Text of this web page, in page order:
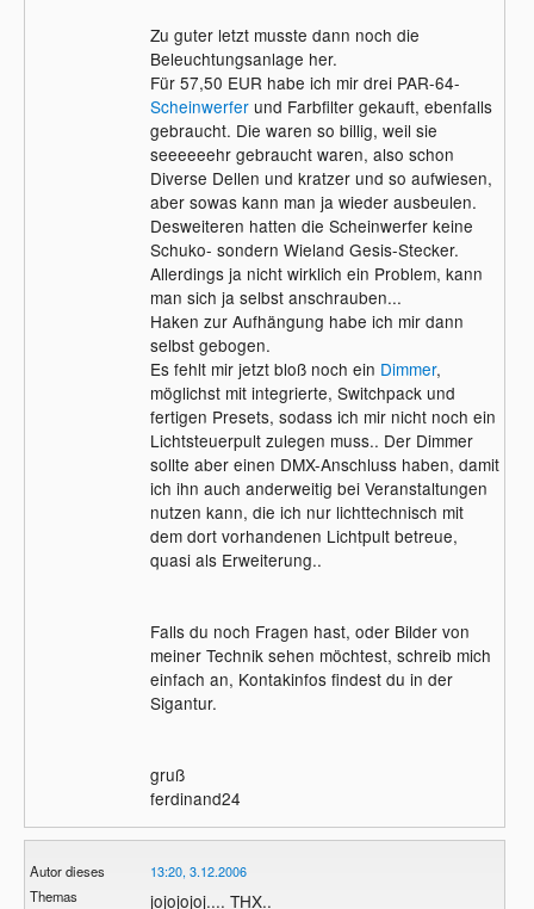
Zu guter letzt musste dann noch die
Beleuchtungsanlage her.
Für 57,50 EUR habe ich mir drei PAR-64-
Scheinwerferund Farbfilter gekauft, ebenfalls
gebraucht. Die waren so billig, weil sie
seeeeeehr gebraucht waren, also schon
Diverse Dellen und kratzer und so aufwiesen,
aber sowas kann man ja wieder ausbeulen.
Desweiteren hatten die Scheinwerfer keine
Schuko- sondern Wieland Gesis-Stecker.
Allerdings ja nicht wirklich ein Problem, kann
man sich ja selbst anschrauben...
Haken zur Aufhängung habe ich mir dann
selbst gebogen.
Es fehlt mir jetzt bloß noch ein Dimmer,
möglichst mit integrierte, Switchpack und
fertigen Presets, sodass ich mir nicht noch ein
Lichtsteuerpult zulegen muss.. Der Dimmer
sollte aber einen DMX-Anschluss haben, damit
ich ihn auch anderweitig bei Veranstaltungen
nutzen kann, die ich nur lichttechnisch mit
dem dort vorhandenen Lichtpult betreue,
quasi als Erweiterung..
Falls du noch Fragen hast, oder Bilder von
meiner Technik sehen möchtest, schreib mich
einfach an, Kontakinfos findest du in der
Sigantur.
gruß
ferdinand24
Autor dieses
Themas
13:20, 3.12.2006
jojojojoj.... THX..